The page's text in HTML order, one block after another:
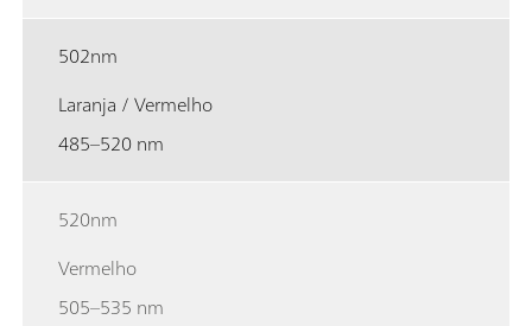
502nm
Laranja / Vermelho
485–520 nm
520nm
Vermelho
505–535 nm